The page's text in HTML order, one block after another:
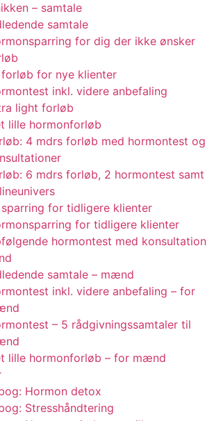
– samtale
samtale
for dig der ikke ønsker
for nye klienter
inkl. videre anbefaling
light forløb
lille hormonforløb
4 mdrs forløb med hormontest og
6 mdrs forløb, 2 hormontest samt
for tidligere klienter
for tidligere klienter
hormontest med konsultation
samtale – mænd
inkl. videre anbefaling – for
– 5 rådgivningssamtaler til
lille hormonforløb – for mænd
Hormon detox
Stresshåndtering